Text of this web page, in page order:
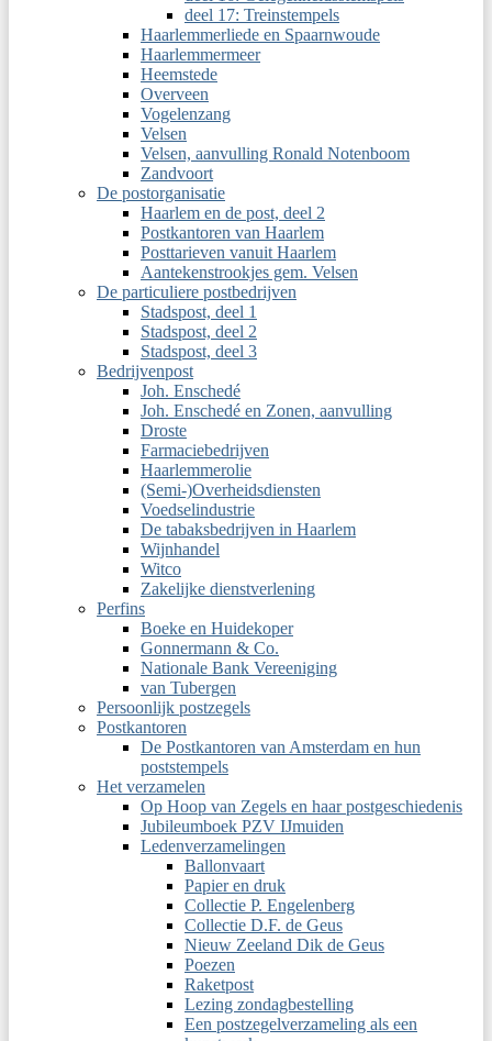
deel 17: Treinstempels
Haarlemmerliede en Spaarnwoude
Haarlemmermeer
Heemstede
Overveen
Vogelenzang
Velsen
Velsen, aanvulling Ronald Notenboom
Zandvoort
De postorganisatie
Haarlem en de post, deel 2
Postkantoren van Haarlem
Posttarieven vanuit Haarlem
Aantekenstrookjes gem. Velsen
De particuliere postbedrijven
Stadspost, deel 1
Stadspost, deel 2
Stadspost, deel 3
Bedrijvenpost
Joh. Enschedé
Joh. Enschedé en Zonen, aanvulling
Droste
Farmaciebedrijven
Haarlemmerolie
(Semi-)Overheidsdiensten
Voedselindustrie
De tabaksbedrijven in Haarlem
Wijnhandel
Witco
Zakelijke dienstverlening
Perfins
Boeke en Huidekoper
Gonnermann & Co.
Nationale Bank Vereeniging
van Tubergen
Persoonlijk postzegels
Postkantoren
De Postkantoren van Amsterdam en hun
poststempels
Het verzamelen
Op Hoop van Zegels en haar postgeschiedenis
Jubileumboek PZV IJmuiden
Ledenverzamelingen
Ballonvaart
Papier en druk
Collectie P. Engelenberg
Collectie D.F. de Geus
Nieuw Zeeland Dik de Geus
Poezen
Raketpost
Lezing zondagbestelling
Een postzegelverzameling als een